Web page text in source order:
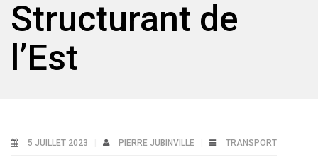
Structurant de
l’Est
5 JUILLET 2023 PIERRE JUBINVILLE TRANSPORT